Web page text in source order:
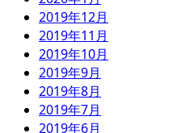
2019年12月
2019年11月
2019年10月
2019年9月
2019年8月
2019年7月
2019年6月